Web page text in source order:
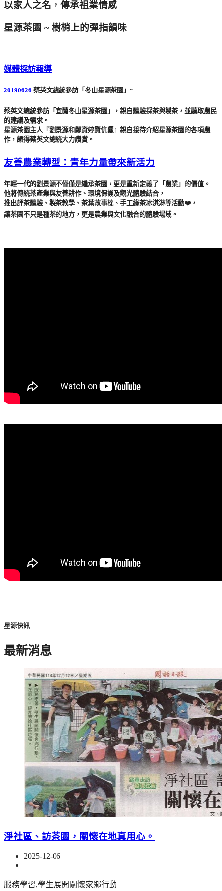
以家人之名，傳承祖業情感
星源茶園 ~ 樹梢上的彈指韻味
媒體採訪報導
20190626 蔡英文總統參訪「冬山星源茶園」~
蔡英文總統參訪「宜蘭冬山星源茶園」，親自體驗採茶與製茶，並聽取農民
的建議及需求。
星源茶園主人『劉景源和鄭資婷賢伉儷』親自接待介紹星源茶園的各項農
作，頗得蔡英文總統大力讚賞。
友善農業轉型：青年力量帶來新活力
年輕一代的劉景源不僅僅是繼承茶園，更是重新定義了「農業」的價值。
他將傳統茶產業與友善耕作、環境保護及觀光體驗結合，
推出評茶體驗、製茶教學、茶葉故事枕、手工綠茶冰淇淋等活動❤️，
讓茶園不只是種茶的地方，更是農業與文化融合的體驗場域。
星源快訊
最新消息
淨社區、訪茶園，關懷在地真用心。
2025-12-06
服務學習,學生展開關懷家鄉行動